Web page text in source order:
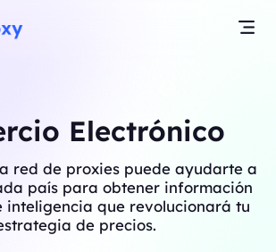
Electrónico
red de proxies puede ayudarte a
país para obtener información
inteligencia que revolucionará tu
de precios.